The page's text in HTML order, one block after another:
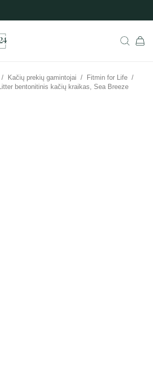
/ Kačių prekių gamintojai / Fitmin for Life /
bentonitinis kačių kraikas, Sea Breeze